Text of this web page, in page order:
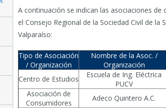
A continuación se indican las asociaciones
el Consejo Regional de la Sociedad Civil de la
Valparaíso:
Tipo de Asociación
/ Organización
Nombre de la Asoc. /
Organización
Centro de Estudios
Escuela de Ing. Eléctrica
PUCV
Asociación de
Consumidores
Adeco Quintero A.C.